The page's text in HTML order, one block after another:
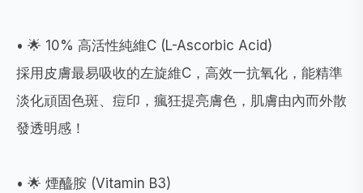
• 🌟 10% 高活性純維C (L-Ascorbic Acid)
採用皮膚最易吸收的左旋維C，高效一抗氧化，能精準
淡化頑固色斑、痘印，瘋狂提亮膚色，肌膚由內而外散
發透明感！
• 🌟 煙醯胺 (Vitamin B3)